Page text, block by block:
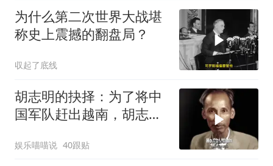
为什么第二次世界大战堪
称史上震撼的翻盘局？
収起了底线
胡志明的抉择：为了将中
国军队赶出越南，胡志明
娱乐喵喵说 40跟贴